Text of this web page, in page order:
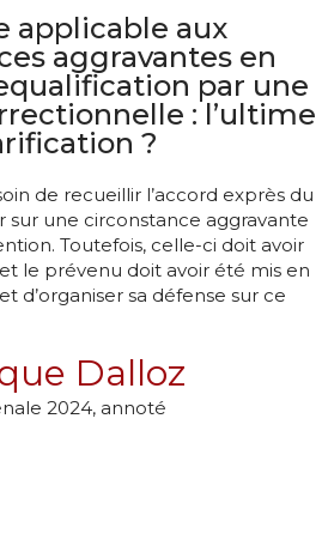
applicable aux
aggravantes en
par une
: l’ultime
?
de recueillir l’accord exprès du
sur une circonstance aggravante
Toutefois, celle-ci doit avoir
le prévenu doit avoir été mis en
d’organiser sa défense sur ce
Dalloz
2024, annoté